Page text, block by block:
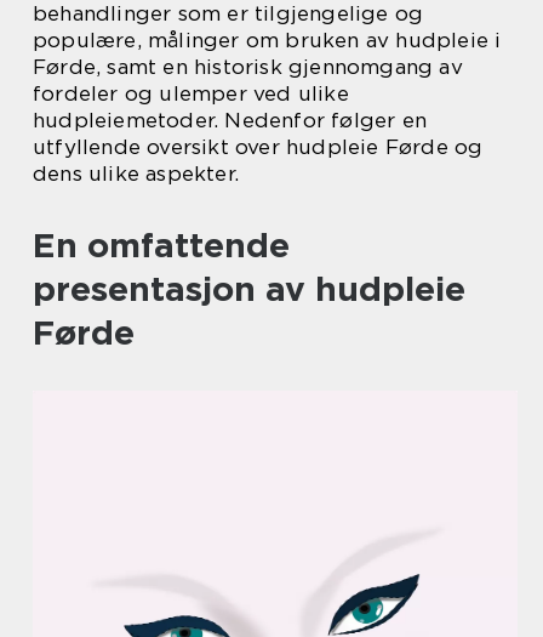
behandlinger som er tilgjengelige og
populære, målinger om bruken av hudpleie i
Førde, samt en historisk gjennomgang av
fordeler og ulemper ved ulike
hudpleiemetoder. Nedenfor følger en
utfyllende oversikt over hudpleie Førde og
dens ulike aspekter.
En omfattende
presentasjon av hudpleie
Førde